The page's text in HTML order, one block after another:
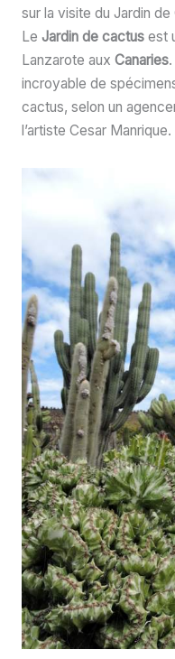
sur la visite du Jardin de
Le Jardin de cactusest
Lanzarote aux Canaries.
incroyable de
cactus, selon un
l’artiste Cesar Manrique.